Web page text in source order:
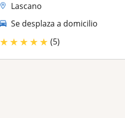
Lascano
Se desplaza a domicilio
★★★★★ (5)